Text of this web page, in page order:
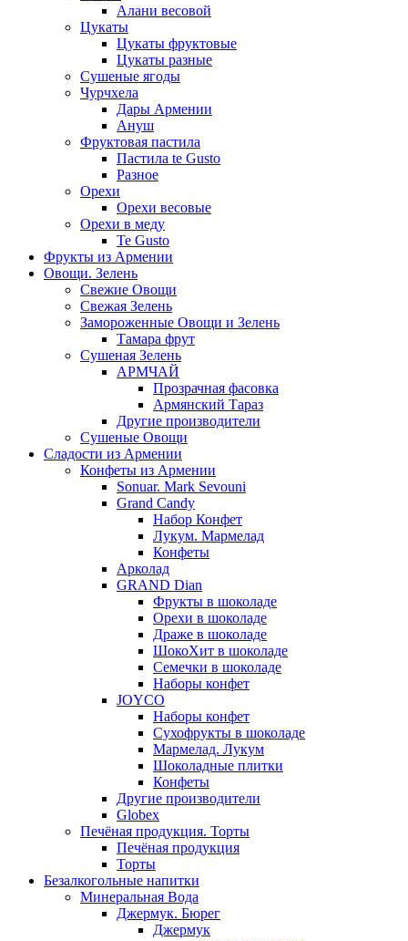
Алани весовой
Цукаты
Цукаты фруктовые
Цукаты разные
Сушеные ягоды
Чурчхела
Дары Армении
Ануш
Фруктовая пастила
Пастила te Gusto
Разное
Орехи
Орехи весовые
Орехи в меду
Te Gusto
Фрукты из Армении
Овощи. Зелень
Свежие Овощи
Свежая Зелень
Замороженные Овощи и Зелень
Тамара фрут
Сушеная Зелень
АРМЧАЙ
Прозрачная фасовка
Армянский Тараз
Другие производители
Сушеные Овощи
Сладости из Армении
Конфеты из Армении
Sonuar. Mark Sevouni
Grand Candy
Набор Конфет
Лукум. Мармелад
Конфеты
Арколад
GRAND Dian
Фрукты в шоколаде
Орехи в шоколаде
Драже в шоколаде
ШокоХит в шоколаде
Семечки в шоколаде
Наборы конфет
JOYCO
Наборы конфет
Сухофрукты в шоколаде
Мармелад. Лукум
Шоколадные плитки
Конфеты
Другие производители
Globex
Печёная продукция. Торты
Печёная продукция
Торты
Безалкогольные напитки
Минеральная Вода
Джермук. Бюрег
Джермук